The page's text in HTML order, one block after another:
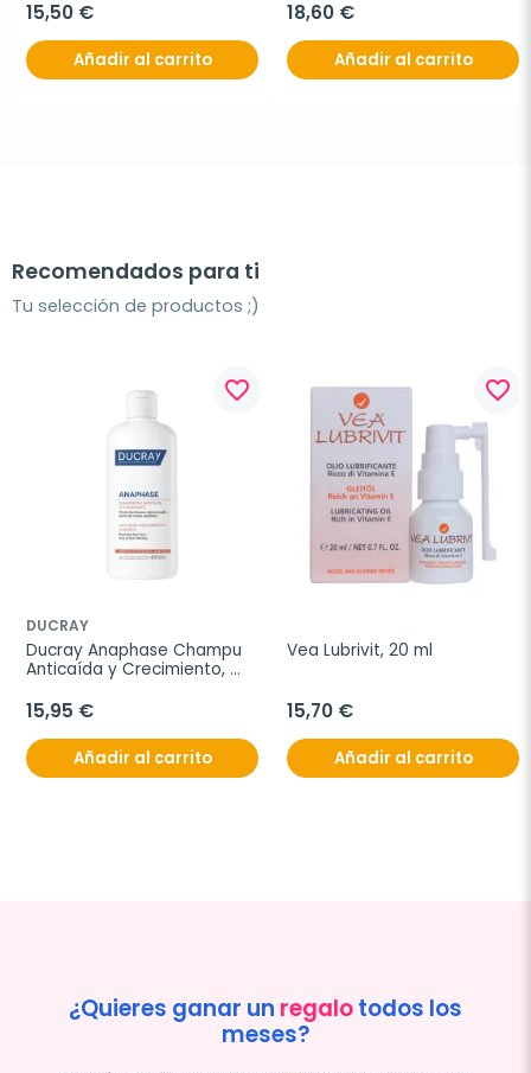
15,50 €
Añadir al carrito
18,60 €
Añadir al carrito
Recomendados para ti
Tu selección de productos ;)
favorite_border
DUCRAY
Ducray Anaphase Champu
Anticaída y Crecimiento,
15,95 €
Añadir al carrito
favorite_border
Vea Lubrivit, 20 ml
15,70 €
Añadir al carrito
¿Quieres ganar un regalotodos los
meses?